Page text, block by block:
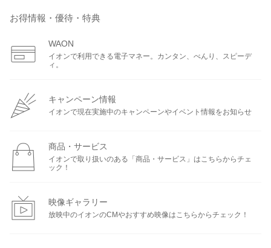
お得情報・優待・特典
WAON
イオンで利用できる電子マネー。カンタン、べんり、スピーデ
ィ。
キャンペーン情報
イオンで現在実施中のキャンペーンやイベント情報をお知らせ
商品・サービス
イオンで取り扱いのある「商品・サービス」はこちらからチェ
ック！
映像ギャラリー
放映中のイオンのCMやおすすめ映像はこちらからチェック！